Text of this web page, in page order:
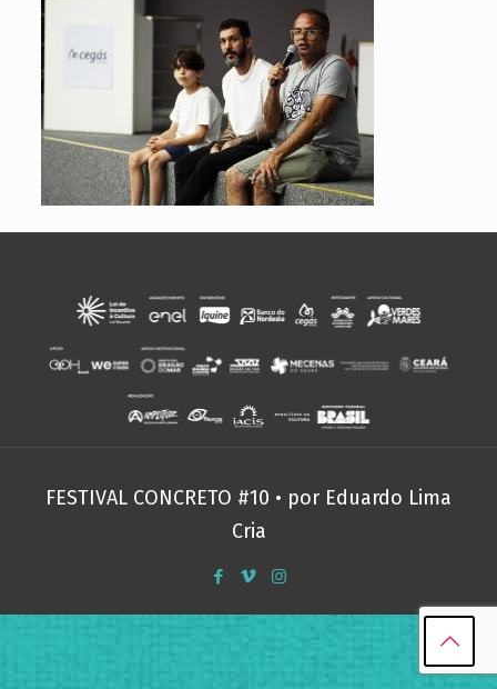
FESTIVAL CONCRETO #10 • por Eduardo Lima
Cria